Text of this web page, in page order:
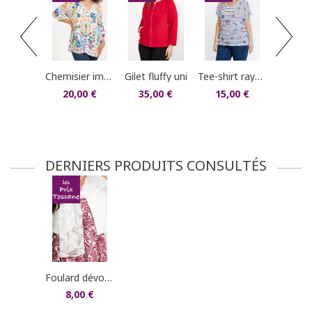
chemisier imprimé
20,00 €
gilet fluffy uni
35,00 €
tee-shirt rayé imprimé coeurs
15,00 €
DERNIERS PRODUITS CONSULTÉS
foulard dévoré plumes
8,00 €